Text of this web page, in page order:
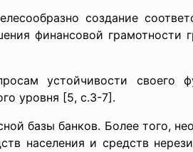
создание
финансовой грамотности
устойчивости своего
уровня [5, с.3-7].
базы банков. Более того,
населения и средств